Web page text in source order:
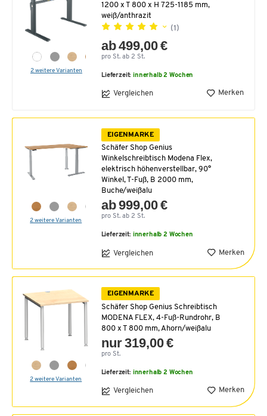
2 weitere Varianten
1200 x T 800 x H 725-1185 mm,
weiß/anthrazit
(1)
ab 499,00 €
pro St. ab 2 St.
Lieferzeit:innerhalb 2 Wochen
Vergleichen Merken
2 weitere Varianten
EIGENMARKE
Schäfer Shop Genius
Winkelschreibtisch Modena Flex,
elektrisch höhenverstellbar, 90°
Winkel, T-Fuß, B 2000 mm,
Buche/weißalu
ab 999,00 €
pro St. ab 2 St.
Lieferzeit: innerhalb 2 Wochen
Vergleichen Merken
2 weitere Varianten
EIGENMARKE
Schäfer Shop Genius Schreibtisch
MODENA FLEX, 4-Fuß-Rundrohr, B
800 x T 800 mm, Ahorn/weißalu
nur 319,00 €
pro St.
Lieferzeit: innerhalb 2 Wochen
Vergleichen Merken